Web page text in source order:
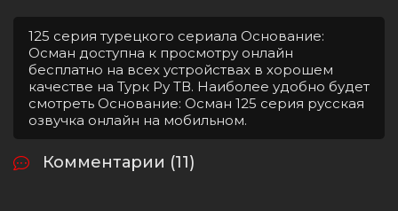
125 серия турецкого сериала Основание:
Осман доступна к просмотру онлайн
бесплатно на всех устройствах в хорошем
качестве на Турк Ру ТВ. Наиболее удобно будет
смотреть Основание: Осман 125 серия русская
озвучка онлайн на мобильном.
Комментарии (11)